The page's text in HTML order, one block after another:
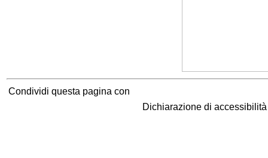
Condividi questa pagina con
Dichiarazione di